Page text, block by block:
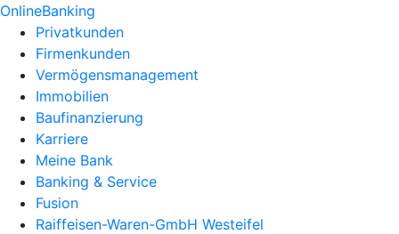
OnlineBanking
Privatkunden
Firmenkunden
Vermögensmanagement
Immobilien
Baufinanzierung
Karriere
Meine Bank
Banking & Service
Fusion
Raiffeisen-Waren-GmbH Westeifel